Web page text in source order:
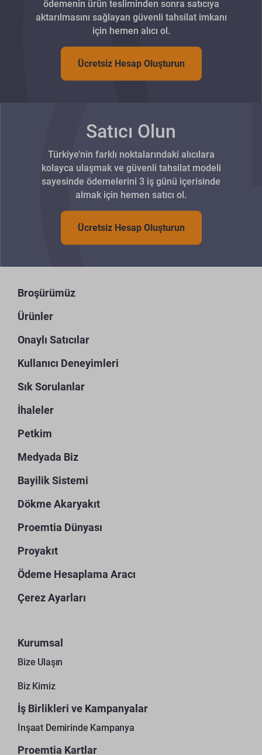
ödemenin ürün tesliminden sonra satıcıya
aktarılmasını sağlayan güvenli tahsilat imkanı
için hemen alıcı ol.
Ücretsiz Hesap Oluşturun
Satıcı Olun
Türkiye’nin farklı noktalarındaki alıcılara
kolayca ulaşmak ve güvenli tahsilat modeli
sayesinde ödemelerini 3 iş günü içerisinde
almak için hemen satıcı ol.
Ücretsiz Hesap Oluşturun
Broşürümüz
Ürünler
Onaylı Satıcılar
Kullanıcı Deneyimleri
Sık Sorulanlar
İhaleler
Petkim
Medyada Biz
Bayilik Sistemi
Dökme Akaryakıt
Proemtia Dünyası
Proyakıt
Ödeme Hesaplama Aracı
Çerez Ayarları
Kurumsal
Bize Ulaşın
Biz Kimiz
İş Birlikleri ve Kampanyalar
İnşaat Demirinde Kampanya
Proemtia Kartlar